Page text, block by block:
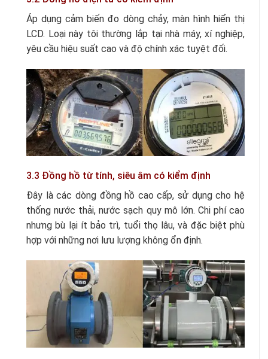
Áp dụng cảm biến đo dòng chảy, màn hình hiển thị
LCD. Loại này tôi thường lắp tại nhà máy, xí nghiệp,
yêu cầu hiệu suất cao và độ chính xác tuyệt đối.
3.3 Đồng hồ từ tính, siêu âm có kiểm định
Đây là các dòng đồng hồ cao cấp, sử dụng cho hệ
thống nước thải, nước sạch quy mô lớn. Chi phí cao
nhưng bù lại ít bảo trì, tuổi thọ lâu, và đặc biệt phù
hợp với những nơi lưu lượng không ổn định.